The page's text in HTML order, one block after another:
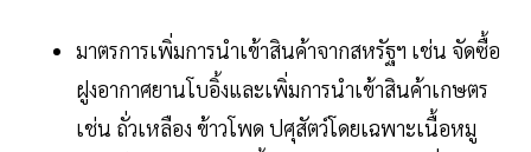
มาตรการเพิ่มการนำเข้าสินค้าจากสหรัฐฯ เช่น จัดซื้อ
ฝูงอากาศยานโบอิ้งและเพิ่มการนำเข้าสินค้าเกษตร
เช่น ถั่วเหลือง ข้าวโพด ปศุสัตว์โดยเฉพาะเนื้อหมู